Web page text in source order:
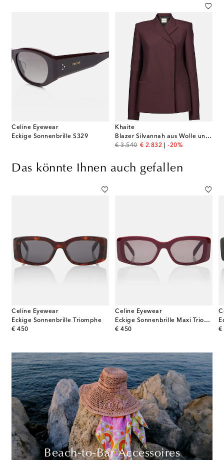
Celine Eyewear
Eckige Sonnenbrille S329
Khaite
Blazer Silvannah aus Wolle und Seide
€ 3.540
original price
€ 2.832
discount price
-20%
Das könnte Ihnen auch gefallen
Celine Eyewear
Eckige Sonnenbrille Triomphe
€ 450
original price
Celine Eyewear
Eckige Sonnenbrille Maxi Triomphe
€ 450
original price €
Beach-to-Bar Accessoires